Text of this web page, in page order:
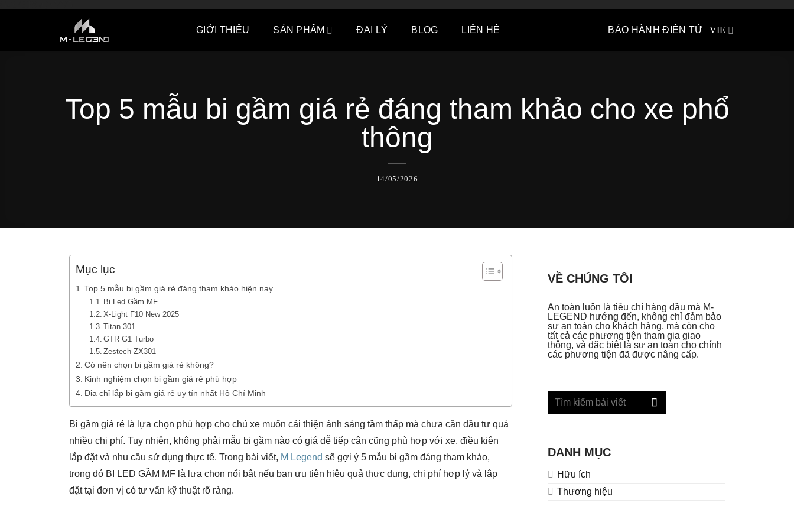
content
GIỚI THIỆU SẢN PHẨM ĐẠI LÝ BLOG LIÊN HỆ BẢO HÀNH ĐIỆN TỬ VIE
Top 5 mẫu bi gầm giá rẻ đáng tham khảo cho xe phổ
thông
14/05/2026
Mục lục
Top 5 mẫu bi gầm giá rẻ đáng tham khảo hiện nay
Bi Led Gầm MF
X-Light F10 New 2025
Titan 301
GTR G1 Turbo
Zestech ZX301
Có nên chọn bi gầm giá rẻ không?
Kinh nghiệm chọn bi gầm giá rẻ phù hợp
Địa chỉ lắp bi gầm giá rẻ uy tín nhất Hồ Chí Minh
Bi gầm giá rẻ là lựa chọn phù hợp cho chủ xe muốn cải thiện ánh sáng tầm thấp mà chưa cần đầu tư quá
nhiều chi phí. Tuy nhiên, không phải mẫu bi gầm nào có giá dễ tiếp cận cũng phù hợp với xe, điều kiện
lắp đặt và nhu cầu sử dụng thực tế. Trong bài viết, M Legend sẽ gợi ý 5 mẫu bi gầm đáng tham khảo,
trong đó BI LED GẦM MF là lựa chọn nổi bật nếu bạn ưu tiên hiệu quả thực dụng, chi phí hợp lý và lắp
đặt tại đơn vị có tư vấn kỹ thuật rõ ràng.
VỀ CHÚNG TÔI
An toàn luôn là tiêu chí hàng đầu mà M-
LEGEND hướng đến, không chỉ đảm bảo
sự an toàn cho khách hàng, mà còn cho
tất cả các phương tiện tham gia giao
thông, và đặc biệt là sự an toàn cho chính
các phương tiện đã được nâng cấp.
DANH MỤC
Hữu ích
Thương hiệu